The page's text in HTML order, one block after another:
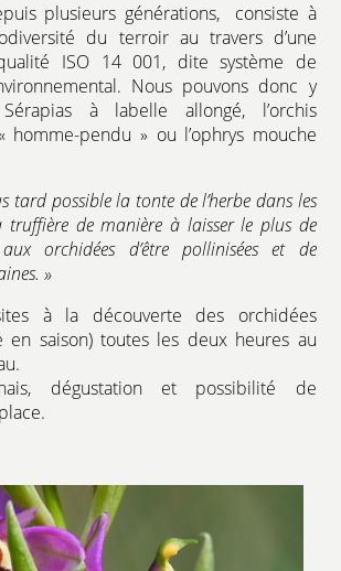
plusieurs générations, consiste à
du terroir au travers d’une
ISO 14 001, dite système de
Nous pouvons donc y
à labelle allongé, l’orchis
homme-pendu » ou l’ophrys mouche
tard possible la tonte de l’herbe dans les
truffière de manière à laisser le plus de
orchidées d’être pollinisées et de
»
à la découverte des orchidées
en saison) toutes les deux heures au
dégustation et possibilité de